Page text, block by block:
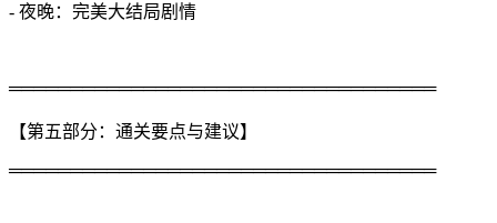
- 夜晚：完美大结局剧情
═══════════════════════════════════
【第五部分：通关要点与建议】
═══════════════════════════════════